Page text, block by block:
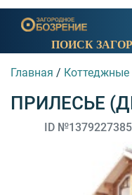
ПОИСК
Главная / Коттеджные
ПРИЛЕСЬЕ
ID